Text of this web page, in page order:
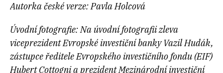
Autorka české verze: Pavla Holcová
Úvodní fotografie: Na úvodní fotografii zleva
viceprezident Evropské investiční banky Vazil Hudák,
zástupce ředitele Evropského investičního fondu (EIF)
Hubert Cottogni a prezident Mezinárodní investiční